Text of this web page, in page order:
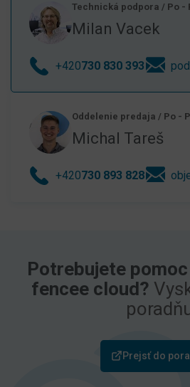
Technická podpora / Po -
Milan Vacek
+420730 830 393
Oddelenie predaja / Po -
Michal Tareš
+420730 893 828
Potrebujete
fencee cloud?
Prejsť do